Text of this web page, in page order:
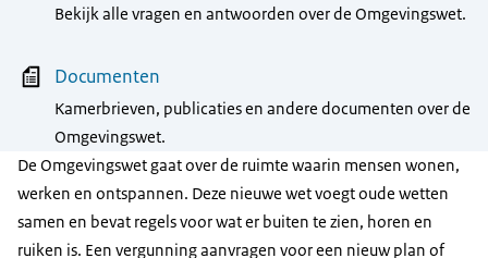
Bekijk alle vragen en antwoorden over de Omgevingswet.
Documenten
Kamerbrieven, publicaties en andere documenten over de
Omgevingswet.
De Omgevingswet gaat over de ruimte waarin mensen wonen,
werken en ontspannen. Deze nieuwe wet voegt oude wetten
samen en bevat regels voor wat er buiten te zien, horen en
ruiken is. Een vergunning aanvragen voor een nieuw plan of